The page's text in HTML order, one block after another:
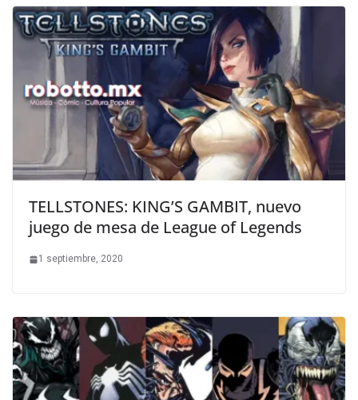
TELLSTONES: KING’S GAMBIT, nuevo
juego de mesa de League of Legends
1 septiembre, 2020